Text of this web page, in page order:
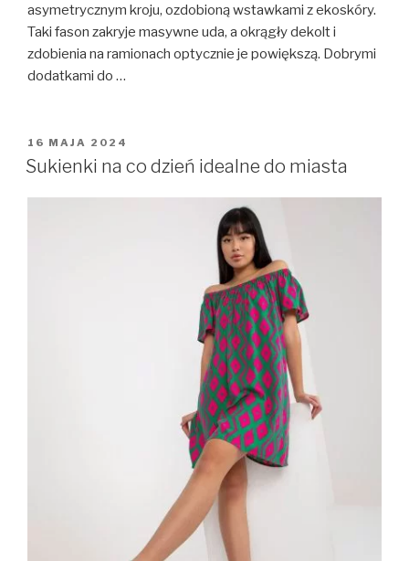
asymetrycznym kroju, ozdobioną wstawkami z ekoskóry.
Taki fason zakryje masywne uda, a okrągły dekolt i
zdobienia na ramionach optycznie je powiększą. Dobrymi
dodatkami do …
OPUBLIKOWANE
W
16 MAJA 2024
Sukienki na co dzień idealne do miasta